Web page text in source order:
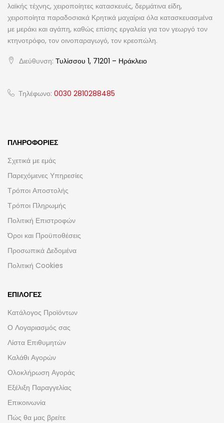
λαϊκής τέχνης, χειροποίητες κατασκευές, δερμάτινα είδη,
χειροποίητα παραδοσιακά Κρητικά μαχαίρια όλα κατασκευασμένα
με μεράκι και αγάπη, καθώς επίσης εργαλεία για τον γεωργό τον
κτηνοτρόφο, τον οινοπαραγωγό, τον κρεοπώλη.
Διεύθυνση: Τυλίσσου 1, 71201 – Ηράκλειο
Τηλέφωνο: 0030 2810288485
ΠΛΗΡΟΦΟΡΊΕΣ
Σχετικά με εμάς
Παρεχόμενες Υπηρεσίες
Τρόποι Αποστολής
Τρόποι Πληρωμής
Πολιτική Επιστροφών
Όροι και Προϋποθέσεις
Προσωπικά Δεδομένα
Πολιτική Cookies
ΕΠΙΛΟΓΈΣ
Κατάλογος Προϊόντων
Ο Λογαριασμός σας
Λίστα Επιθυμητών
Καλάθι Αγορών
Ολοκλήρωση Αγοράς
Εξέλιξη Παραγγελίας
Επικοινωνία
Πώς θα μας βρείτε